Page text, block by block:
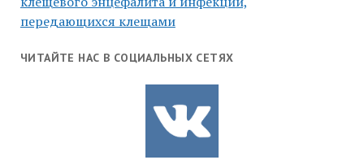
передающихся клещами
ЧИТАЙТЕ НАС В СОЦИАЛЬНЫХ СЕТЯХ